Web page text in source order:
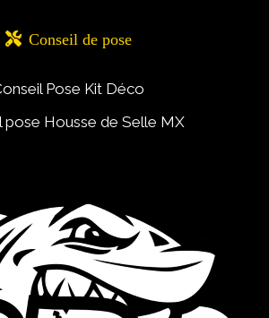
 Conseil de pose
Pose Kit Déco
pose Housse de Selle MX